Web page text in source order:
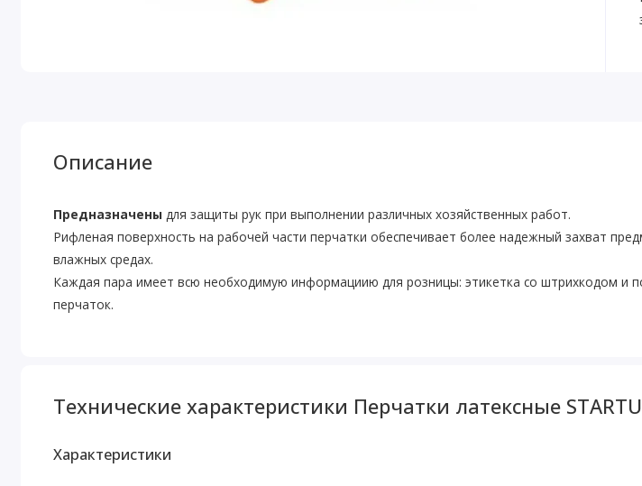
Описание
Предназначены для защиты рук при выполнении различных хозяйственных работ.
Рифленая поверхность на рабочей части перчатки обеспечивает более надежный захват
влажных средах.
Каждая пара имеет всю необходимую информациию для розницы: этикетка со штрихкодом и
перчаток.
Технические характеристики Перчатки латексные
Характеристики